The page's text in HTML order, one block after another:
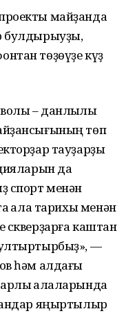
майҙанда
булдырыуҙы,
төҙөүҙе күҙ
– данлыҡлы
төп
тауҙарҙы
да
спорт менән
ҡала тарихы менән
каштан
—
һәм алдағы
ҡалаларында
яңыртылыр